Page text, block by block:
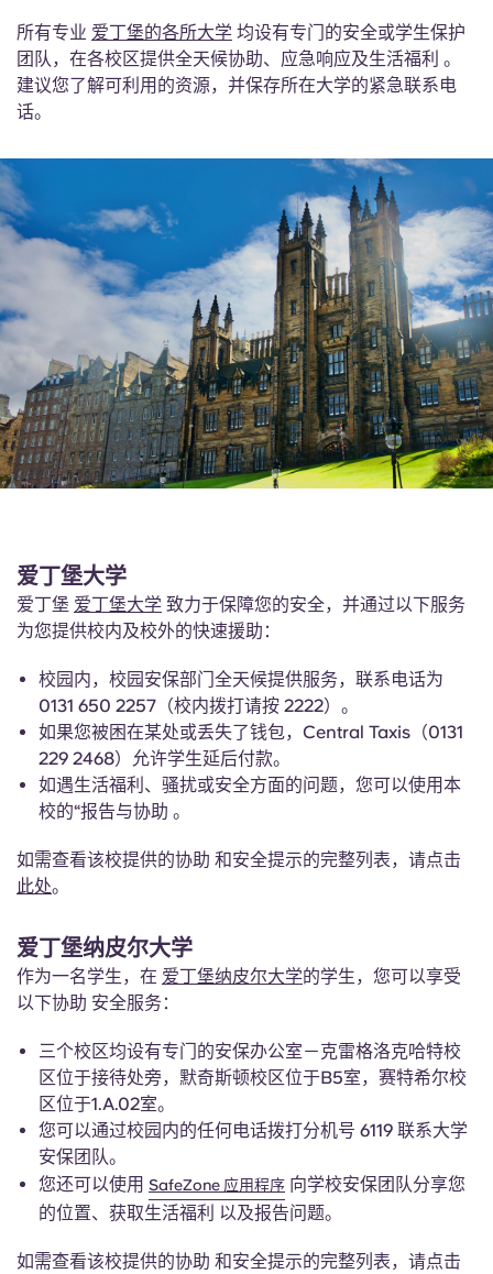
所有专业 爱丁堡的各所大学 均设有专门的安全或学生保护
团队，在各校区提供全天候协助、应急响应及生活福利 。
建议您了解可利用的资源，并保存所在大学的紧急联系电
话。
爱丁堡大学
爱丁堡 爱丁堡大学 致力于保障您的安全，并通过以下服务
为您提供校内及校外的快速援助：
校园内，校园安保部门全天候提供服务，联系电话为
0131 650 2257（校内拨打请按 2222）。
如果您被困在某处或丢失了钱包，Central Taxis（0131
229 2468）允许学生延后付款。
如遇生活福利、骚扰或安全方面的问题，您可以使用本
校的“报告与协助 。
如需查看该校提供的协助 和安全提示的完整列表，请点击
此处。
爱丁堡纳皮尔大学
作为一名学生，在 爱丁堡纳皮尔大学的学生，您可以享受
以下协助 安全服务：
三个校区均设有专门的安保办公室－克雷格洛克哈特校
区位于接待处旁，默奇斯顿校区位于B5室，赛特希尔校
区位于1.A.02室。
您可以通过校园内的任何电话拨打分机号 6119 联系大学
安保团队。
您还可以使用 SafeZone 应用程序 向学校安保团队分享您
的位置、获取生活福利 以及报告问题。
如需查看该校提供的协助 和安全提示的完整列表，请点击